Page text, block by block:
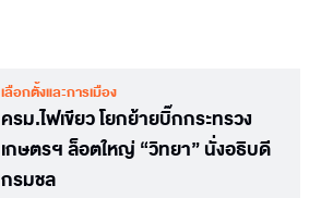
เลือกตั้งและการเมือง
ครม.ไฟเขียว โยกย้ายบิ๊กกระทรวง
เกษตรฯ ล็อตใหญ่ “วิทยา” นั่งอธิบดี
กรมชล